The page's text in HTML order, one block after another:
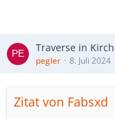
Traverse in
pegler 8. Juli 2024
Zitat von Fabsxd